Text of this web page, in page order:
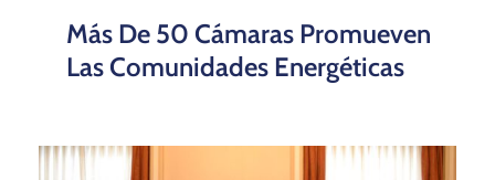
Más De 50 Cámaras Promueven
Las Comunidades Energéticas